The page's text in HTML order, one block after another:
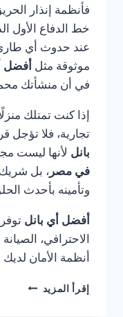
فأنظمة إنذار
خط الدفاع الأول
عند حدوث أي
موثوقة مثل أفضل
في أن منشأتك
إذا كنت تمتلك
تجارية، فلا تؤجل
بانل لأنها ليست
في مصر، بل
وتأمينه بأحدث
أفضل أي بانل
الاحترافي،
أنظمة الأمان
إقرأ المزيد شركة